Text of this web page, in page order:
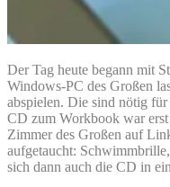
Der Tag heute begann mit
Windows-PC des Großen
abspielen. Die sind nötig
CD zum Workbook war
Zimmer des Großen auf
aufgetaucht:
sich dann auch die CD in